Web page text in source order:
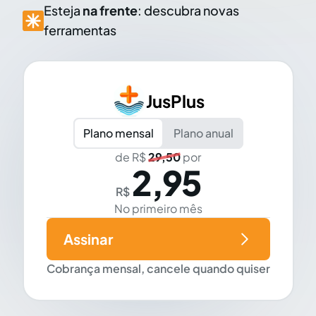
Esteja na frente: descubra novas
ferramentas
JusPlus
Plano mensal
Plano anual
de R$29,50por
R$ 2,95
No primeiro mês
Cobrança mensal, cancele quando quiser
Assinar